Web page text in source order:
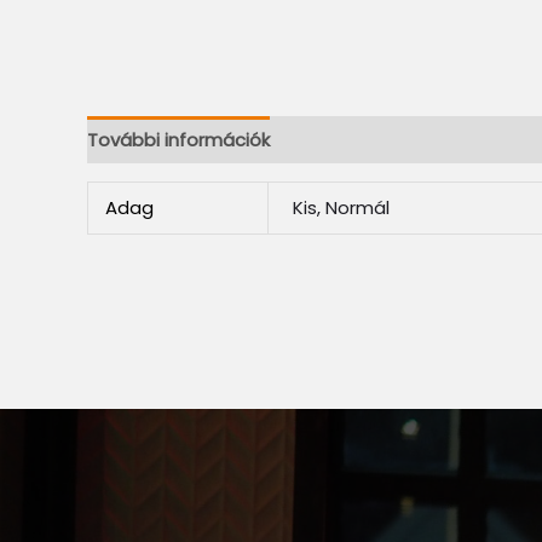
További információk
Adag Kis, Normál